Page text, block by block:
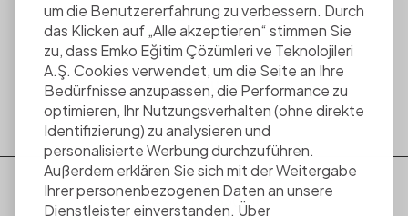
um die Benutzererfahrung zu verbessern. Durch
das Klicken auf „Alle akzeptieren“ stimmen Sie
zu, dass Emko Eğitim Çözümleri ve Teknolojileri
A.Ş. Cookies verwendet, um die Seite an Ihre
Bedürfnisse anzupassen, die Performance zu
optimieren, Ihr Nutzungsverhalten (ohne direkte
Identifizierung) zu analysieren und
personalisierte Werbung durchzuführen.
Außerdem erklären Sie sich mit der Weitergabe
Ihrer personenbezogenen Daten an unsere
Dienstleister einverstanden. Über
Technischer Support
ÜBER UNS
Medienzentrum
+49 271 23530710